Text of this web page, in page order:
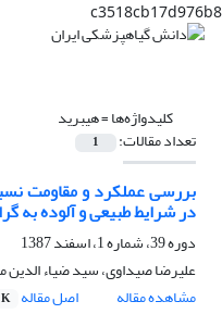
c3518cb17d976b8
کلیدواژه‌ها =هیبرید
تعداد مقالات: 1
بررسی عملکرد و مقاومت
در شرایط طبیعی و آلوده به
دوره 39، شماره 1، اسفند 1387
علیرضا صیداوی، سید ضیاء الدین
مشاهده مقاله
اصل مقاله